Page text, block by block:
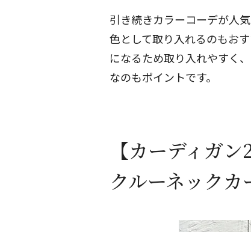
引き続きカラーコーデが人
色として取り入れるのもお
になるため取り入れやすく
なのもポイントです。
【カーディガ
クルーネックカ